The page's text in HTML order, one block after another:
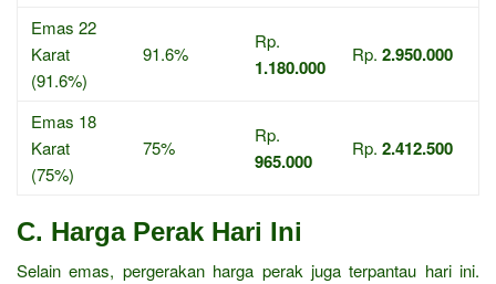
Emas 22
Karat
(91.6%)
91.6%
Rp.
1.180.000
Rp. 2.950.000
Emas 18
Karat
(75%)
75%
Rp.
965.000
Rp. 2.412.500
C. Harga Perak Hari Ini
Selain emas, pergerakan harga perak juga terpantau hari ini.